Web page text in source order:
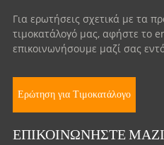
Για ερωτήσεις σχετικά με τα
τιμοκατάλογό μας, αφήστε το
επικοινωνήσουμε μαζί σας
Ερώτηση για Τιμοκατάλογο
ΕΠΙΚΟΙΝΩΝΉΣΤΕ